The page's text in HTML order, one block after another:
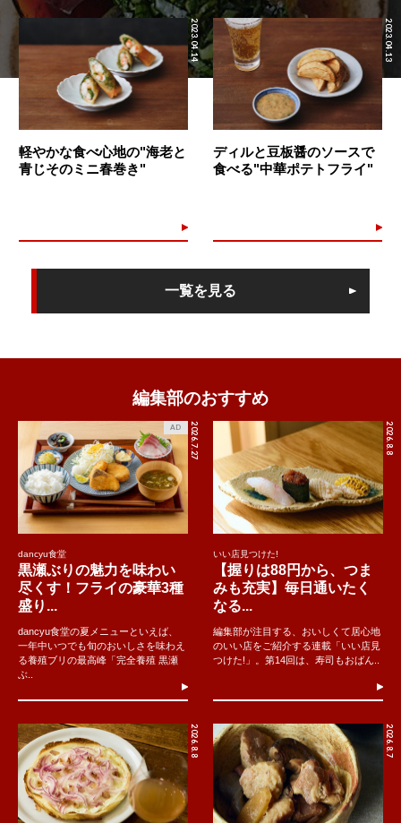
2023.04.14
軽やかな食べ心地の"海老と
青じそのミニ春巻き"
2023.04.13
ディルと豆板醤のソースで
食べる"中華ポテトフライ"
一覧を見る
編集部のおすすめ
2026.7.27
AD
dancyu食堂
黒瀬ぶりの魅力を味わい
尽くす！フライの豪華3種
盛り...
dancyu食堂の夏メニューといえば、
一年中いつでも旬のおいしさを味わえ
る養殖ブリの最高峰「完全養殖 黒瀬
ぶ..
2026.8.8
いい店見つけた!
【握りは88円から、つま
みも充実】毎日通いたく
なる...
編集部が注目する、おいしくて居心地
のいい店をご紹介する連載「いい店見
つけた!」。第14回は、寿司もおばん..
2026.8.8 2026.8.7